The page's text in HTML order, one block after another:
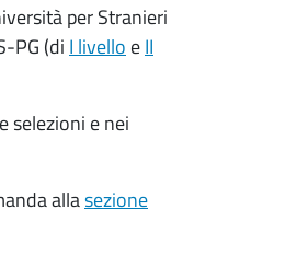
per Stranieri
PG (di I livello eII
selezioni e nei
allasezione